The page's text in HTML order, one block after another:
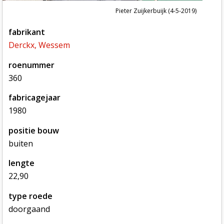
Pieter Zuijkerbuijk (4-5-2019)
fabrikant
Derckx, Wessem
roenummer
360
fabricagejaar
1980
positie bouw
buiten
lengte
22,90
type roede
doorgaand